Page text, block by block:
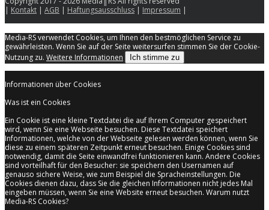
| Kontakt | AGB | Haftungsausschluss | Impressum |
Media-RS verwendet Cookies, um Ihnen den bestmöglichen Service zu
gewährleisten. Wenn Sie auf der Seite weitersurfen stimmen Sie der Cookie-
Nutzung zu. Weitere Informationen Ich stimme zu
Informationen über Cookies
Was ist ein Cookies
Ein Cookie ist eine kleine Textdatei die auf Ihrem Computer gespeichert
wird, wenn Sie eine Webseite besuchen. Diese Textdatei speichert
Informationen, welche von der Webseite gelesen werden können, wenn Sie
diese zu einem späteren Zeitpunkt erneut besuchen. Einige Cookies sind
notwendig, damit die Seite einwandfrei funktionieren kann. Andere Cookies
sind vorteilhaft für den Besucher: sie speichern den Usernamen auf
genauso sichere Weise, wie zum Beispiel die Spracheinstellungen. Die
Cookies dienen dazu, dass Sie die gleichen Informationen nicht jedes Mal
eingeben müssen, wenn Sie eine Website erneut besuchen. Warum nutzt
Media-RS Cookies?